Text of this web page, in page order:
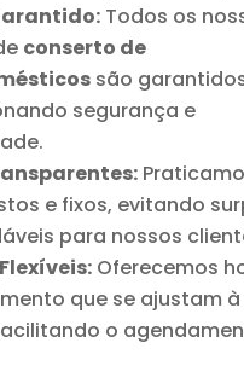
Todos os
conserto de
são
segurança e
e fixos, evitando
para nossos
Oferecemos
que se ajustam à
o